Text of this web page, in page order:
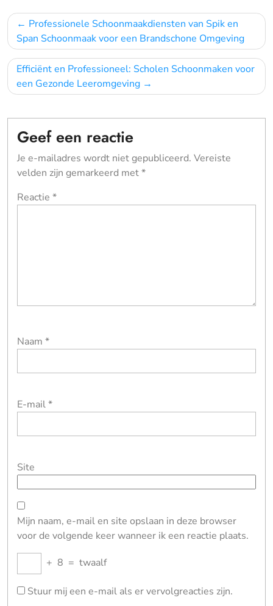
Bericht
navigatie
Professionele Schoonmaakdiensten van Spik en
Span Schoonmaak voor een Brandschone Omgeving
Efficiënt en Professioneel: Scholen Schoonmaken voor
een Gezonde Leeromgeving
Geef een reactie
Je e-mailadres wordt niet gepubliceerd. Vereiste
velden zijn gemarkeerd met*
Reactie *
Naam *
E-mail*
Site
Mijn naam, e-mail en site opslaan in deze browser
voor de volgende keer wanneer ik een reactie plaats.
+ 8 = twaalf
Stuur mij een e-mail als er vervolgreacties zijn.